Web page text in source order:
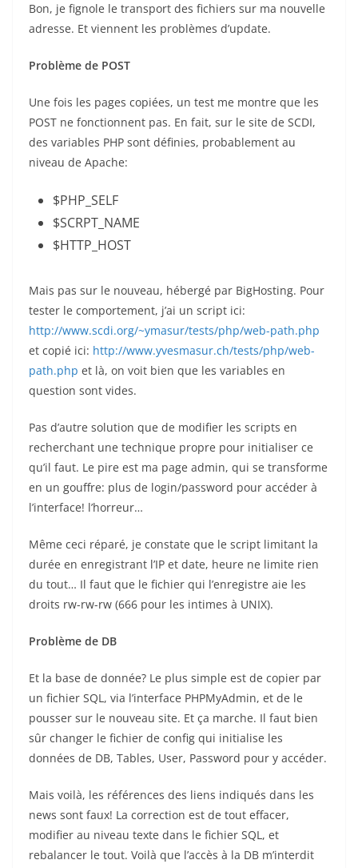
Bon, je fignole le transport des fichiers sur ma nouvelle
adresse. Et viennent les problèmes d’update.
Problème de POST
Une fois les pages copiées, un test me montre que les
POST ne fonctionnent pas. En fait, sur le site de SCDI,
des variables PHP sont définies, probablement au
niveau de Apache:
$PHP_SELF
$SCRPT_NAME
$HTTP_HOST
Mais pas sur le nouveau, hébergé par BigHosting. Pour
tester le comportement, j’ai un script ici:
http://www.scdi.org/~ymasur/tests/php/web-path.php
et copié ici: http://www.yvesmasur.ch/tests/php/web-
path.php et là, on voit bien que les variables en
question sont vides.
Pas d’autre solution que de modifier les scripts en
recherchant une technique propre pour initialiser ce
qu’il faut. Le pire est ma page admin, qui se transforme
en un gouffre: plus de login/password pour accéder à
l’interface! l’horreur…
Même ceci réparé, je constate que le script limitant la
durée en enregistrant l’IP et date, heure ne limite rien
du tout… Il faut que le fichier qui l’enregistre aie les
droits rw-rw-rw (666 pour les intimes à UNIX).
Problème de DB
Et la base de donnée? Le plus simple est de copier par
un fichier SQL, via l’interface PHPMyAdmin, et de le
pousser sur le nouveau site. Et ça marche. Il faut bien
sûr changer le fichier de config qui initialise les
données de DB, Tables, User, Password pour y accéder.
Mais voilà, les références des liens indiqués dans les
news sont faux! La correction est de tout effacer,
modifier au niveau texte dans le fichier SQL, et
rebalancer le tout. Voilà que l’accès à la DB m’interdit